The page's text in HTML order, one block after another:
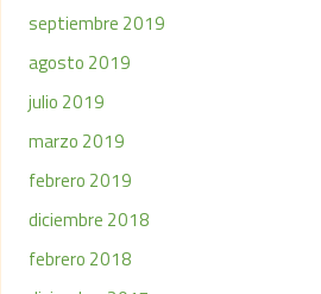
septiembre 2019
agosto 2019
julio 2019
marzo 2019
febrero 2019
diciembre 2018
febrero 2018